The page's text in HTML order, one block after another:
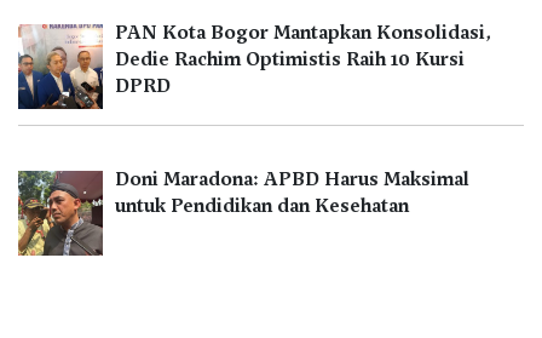
PAN Kota Bogor Mantapkan Konsolidasi,
Dedie Rachim Optimistis Raih 10 Kursi
DPRD
Doni Maradona: APBD Harus Maksimal
untuk Pendidikan dan Kesehatan